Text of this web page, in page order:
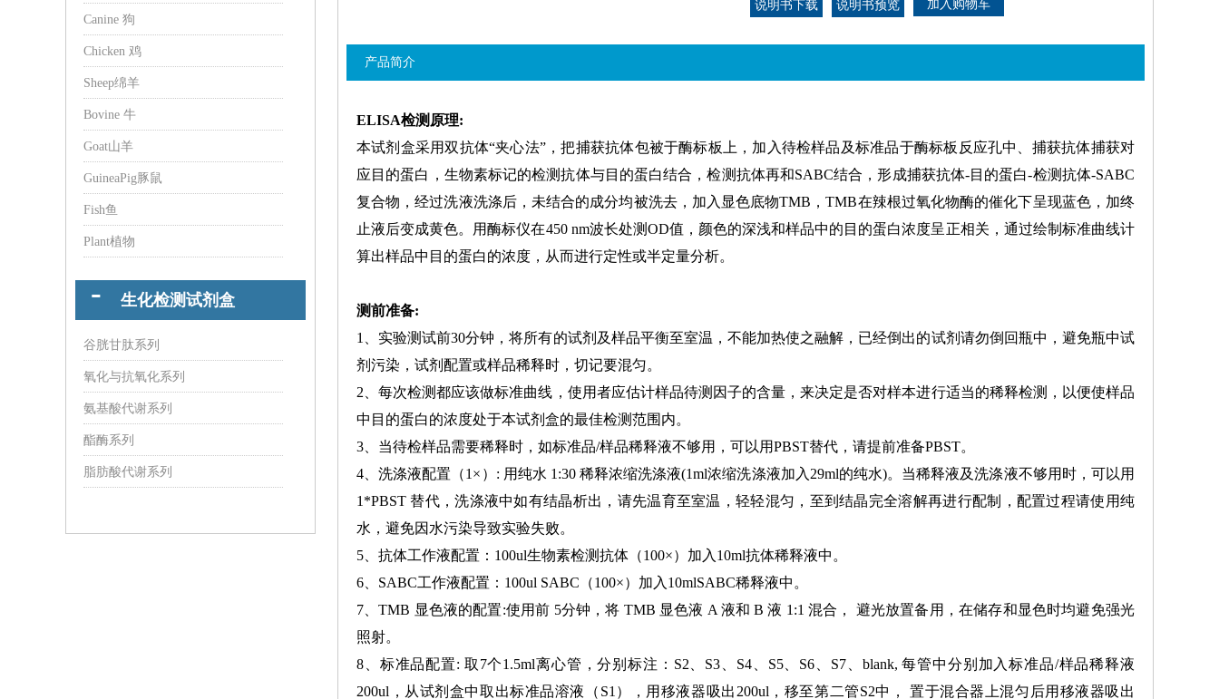
Canine 狗
Chicken 鸡
Sheep绵羊
Bovine 牛
Goat山羊
GuineaPig豚鼠
Fish鱼
Plant植物
生化检测试剂盒
谷胱甘肽系列
氧化与抗氧化系列
氨基酸代谢系列
酯酶系列
脂肪酸代谢系列
说明书下载 说明书预览
产品简介
ELISA检测原理:
本试剂盒采用双抗体“夹心法”，把捕获抗体包被于酶标板上，加入待检样品及标准品于酶标板反应孔中、捕获抗体捕获对
应目的蛋白，生物素标记的检测抗体与目的蛋白结合，检测抗体再和SABC结合，形成捕获抗体-目的蛋白-检测抗体-SABC
复合物，经过洗液洗涤后，未结合的成分均被洗去，加入显色底物TMB，TMB在辣根过氧化物酶的催化下呈现蓝色，加终
止液后变成黄色。用酶标仪在450 nm波长处测OD值，颜色的深浅和样品中的目的蛋白浓度呈正相关，通过绘制标准曲线计
算出样品中目的蛋白的浓度，从而进行定性或半定量分析。
测前准备:
1、实验测试前30分钟，将所有的试剂及样品平衡至室温，不能加热使之融解，已经倒出的试剂请勿倒回瓶中，避免瓶中试
剂污染，试剂配置或样品稀释时，切记要混匀。
2、每次检测都应该做标准曲线，使用者应估计样品待测因子的含量，来决定是否对样本进行适当的稀释检测，以便使样品
中目的蛋白的浓度处于本试剂盒的最佳检测范围内。
3、当待检样品需要稀释时，如标准品/样品稀释液不够用，可以用PBST替代，请提前准备PBST。
4、洗涤液配置（1×）: 用纯水 1:30 稀释浓缩洗涤液(1ml浓缩洗涤液加入29ml的纯水)。当稀释液及洗涤液不够用时，可以用
1*PBST 替代，洗涤液中如有结晶析出，请先温育至室温，轻轻混匀，至到结晶完全溶解再进行配制，配置过程请使用纯
水，避免因水污染导致实验失败。
5、抗体工作液配置：100ul生物素检测抗体（100×）加入10ml抗体稀释液中。
6、SABC工作液配置：100ul SABC（100×）加入10mlSABC稀释液中。
7、TMB 显色液的配置:使用前 5分钟，将 TMB 显色液 A 液和 B 液 1:1 混合， 避光放置备用，在储存和显色时均避免强光
照射。
8、标准品配置: 取7个1.5ml离心管，分别标注：S2、S3、S4、S5、S6、S7、blank, 每管中分别加入标准品/样品稀释液
200ul，从试剂盒中取出标准品溶液（S1），用移液器吸出200ul，移至第二管S2中， 置于混合器上混匀后用移液器吸出